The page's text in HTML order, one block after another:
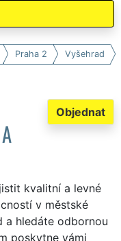
Praha 2 Vyšehrad
Objednat
kvalitní a levné
v městské
a hledáte odbornou
poskytne vámi